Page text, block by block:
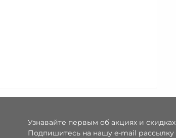
Узнавайте первым об акциях и скидках
Подпишитесь на нашу e-mail рассылку